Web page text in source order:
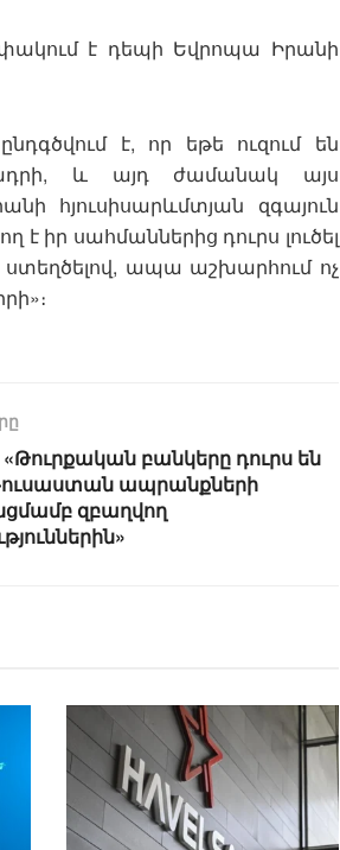
փակում է դեպի Եվրոպա Իրանի
է, որ եթե ուզում են
և այդ ժամանակ այս
հյուսիսարևմտյան զգայուն
է իր սահմաններից դուրս լուծել
ստեղծելով, ապա աշխարհում ոչ
«Թուրքական բանկերը դուրս են
ապրանքների
զբաղվող